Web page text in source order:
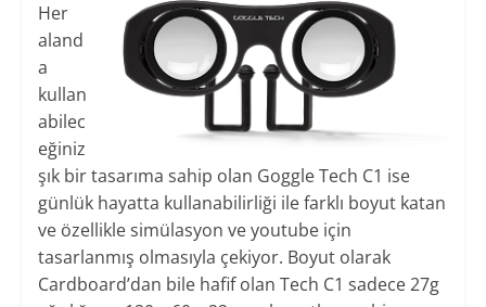
Her
aland
a
kullan
abilec
eğiniz
şık bir tasarıma sahip olan Goggle Tech C1 ise
günlük hayatta kullanabilirliği ile farklı boyut katan
ve özellikle simülasyon ve youtube için
tasarlanmış olmasıyla çekiyor. Boyut olarak
Cardboard’dan bile hafif olan Tech C1 sadece 27g